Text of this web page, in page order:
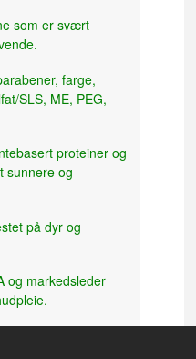
som er svært
farge,
SLS, ME, PEG,
proteiner og
sunnere og
på dyr og
og markedsleder